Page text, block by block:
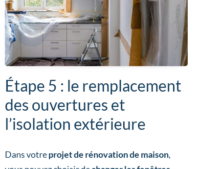
Étape 5 : le remplacement
des ouvertures et
l’isolation extérieure
Dans votreprojet de rénovation de maison,